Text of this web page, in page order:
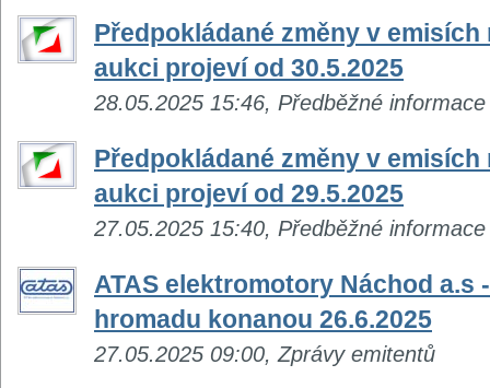
Předpokládané změny v emisích
aukci projeví od 30.5.2025
28.05.2025 15:46, Předběžné informace
Předpokládané změny v emisích
aukci projeví od 29.5.2025
27.05.2025 15:40, Předběžné informace
ATAS elektromotory Náchod a.s
hromadu konanou 26.6.2025
27.05.2025 09:00, Zprávy emitentů